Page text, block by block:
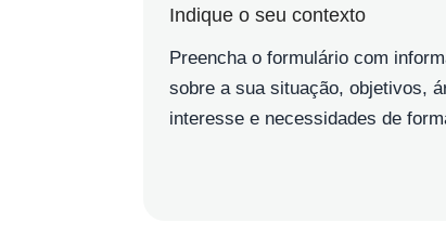
Indique o seu contexto
Preencha o formulário com
sobre a sua situação, objetivos,
interesse e necessidades de